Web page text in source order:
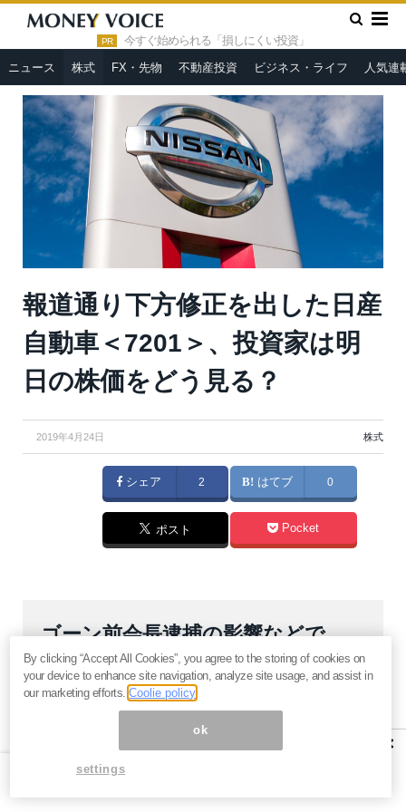
PR 今すぐ始められる「損しにくい投資」
ニュース 株式 FX・先物 不動産投資 ビジネス・ライフ 人気連
HOME » 株式 »
報道通り下方修正を出した日産自動車＜7201
＞、投資家は明日の株価をどう見る？
報道通り下方修正を出した日産
自動車＜7201＞、投資家は明
日の株価をどう見る？
2019年4月24日 株式
シェア 2 はてブ 0
ポスト Pocket
ゴーン前会長逮捕の影響などで
2019年度2回目の下方修正
日産自動車株は、前日引値から2.7％の下
×
By clicking “Accept All Cookies”, you agree to the storing of cookies on
your device to enhance site navigation, analyze site usage, and assist in
our marketing efforts.Coolie policy
ok
settings